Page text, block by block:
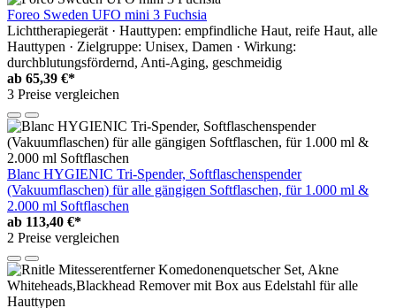
Foreo Sweden UFO mini 3 Fuchsia
Lichttherapiegerät · Hauttypen: empfindliche Haut, reife Haut, alle
Hauttypen · Zielgruppe: Unisex, Damen · Wirkung:
durchblutungsfördernd, Anti-Aging, geschmeidig
ab 65,39 €*
3 Preise vergleichen
Blanc HYGIENIC Tri-Spender, Softflaschenspender
(Vakuumflaschen) für alle gängigen Softflaschen, für 1.000 ml &
2.000 ml Softflaschen
ab 113,40 €*
2 Preise vergleichen